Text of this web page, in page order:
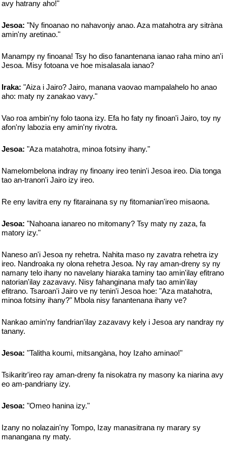
avy hatrany aho!"
Jesoa: "Ny finoanao no nahavonjy anao. Aza matahotra ary sitràna
amin'ny aretinao."
Manampy ny finoana! Tsy ho diso fanantenana ianao raha mino an'i
Jesoa. Misy fotoana ve hoe misalasala ianao?
Iraka: "Aiza i Jairo? Jairo, manana vaovao mampalahelo ho anao
aho: maty ny zanakao vavy."
Vao roa ambin'ny folo taona izy. Efa ho faty ny finoan'i Jairo, toy ny
afon'ny labozia eny amin'ny rivotra.
Jesoa: "Aza matahotra, minoa fotsiny ihany."
Namelombelona indray ny finoany ireo tenin'i Jesoa ireo. Dia tonga
tao an-tranon'i Jairo izy ireo.
Re eny lavitra eny ny fitarainana sy ny fitomanian'ireo misaona.
Jesoa: "Nahoana ianareo no mitomany? Tsy maty ny zaza, fa
matory izy."
Naneso an'i Jesoa ny rehetra. Nahita maso ny zavatra rehetra izy
ireo. Nandroaka ny olona rehetra Jesoa. Ny ray aman-dreny sy ny
namany telo ihany no navelany hiaraka taminy tao amin'ilay efitrano
natorian'ilay zazavavy. Nisy fahanginana mafy tao amin'ilay
efitrano. Tsaroan'i Jairo ve ny tenin'i Jesoa hoe: "Aza matahotra,
minoa fotsiny ihany?" Mbola nisy fanantenana ihany ve?
Nankao amin'ny fandrian'ilay zazavavy kely i Jesoa ary nandray ny
tanany.
Jesoa: "Talitha koumi, mitsangàna, hoy Izaho aminao!"
Tsikaritr'ireo ray aman-dreny fa nisokatra ny masony ka niarina avy
eo am-pandriany izy.
Jesoa: "Omeo hanina izy."
Izany no nolazain'ny Tompo, Izay manasitrana ny marary sy
manangana ny maty.